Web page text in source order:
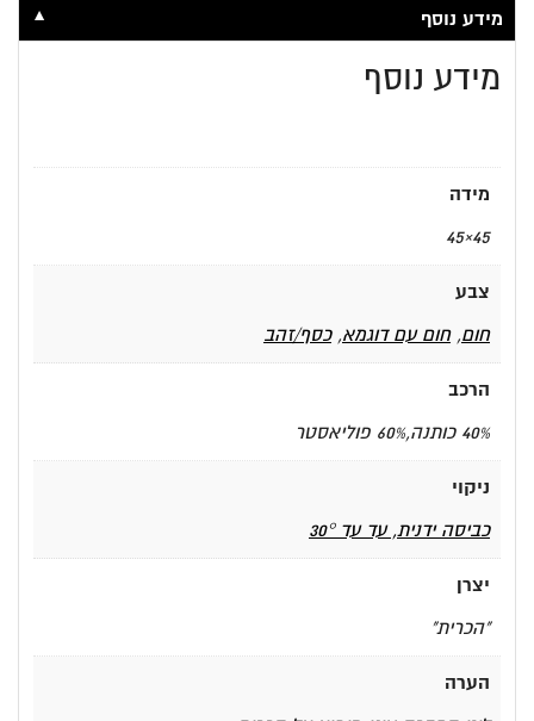
מידע נוסף ▼
מידע נוסף
מידה
45×45
צבע
חום,חום עם דוגמא,כסף/זהב
הרכב
40% כותנה,60% פוליאסטר
ניקוי
כביסה ידנית, עד עד 30°
יצרן
"הכרית"
הערה